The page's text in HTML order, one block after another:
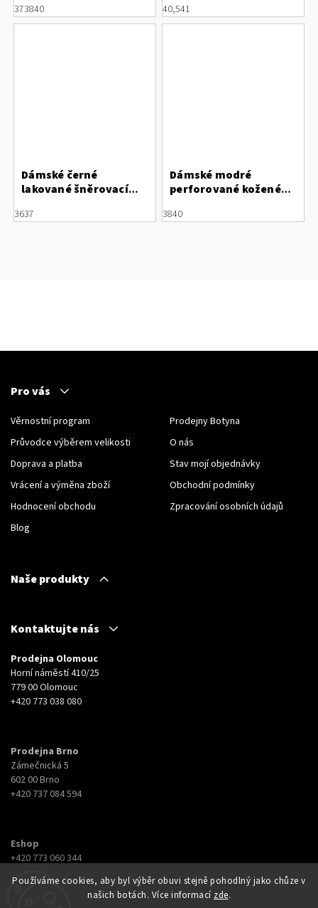
Používáme cookies, aby byl výběr obuvi stejně pohodlný jako chůze v
našich botách. Více informací zde.
373840
broušené kůže
40,541
Dámské černé
lakované šněrovací
3637
Dámské modré
perforované kožené
3840
Pro vás
Věrnostní program
Průvodce výběrem velikosti
Doprava a platba
Vrácení a výměna zboží
Hodnocení obchodu
Blog
Prodejny Botyna
O nás
Stav mojí objednávky
Obchodní podmínky
Zpracování osobních údajů
Naše produkty
Kontaktujte nás
Prodejna Olomouc
Horní náměstí 410/25
779 00 Olomouc
+420 773 038 080
Prodejna Brno
Zámečnická 5
602 00 Brno
+420 737 084 594
Eshop
+420 773 060 344
eshop@botyna.cz